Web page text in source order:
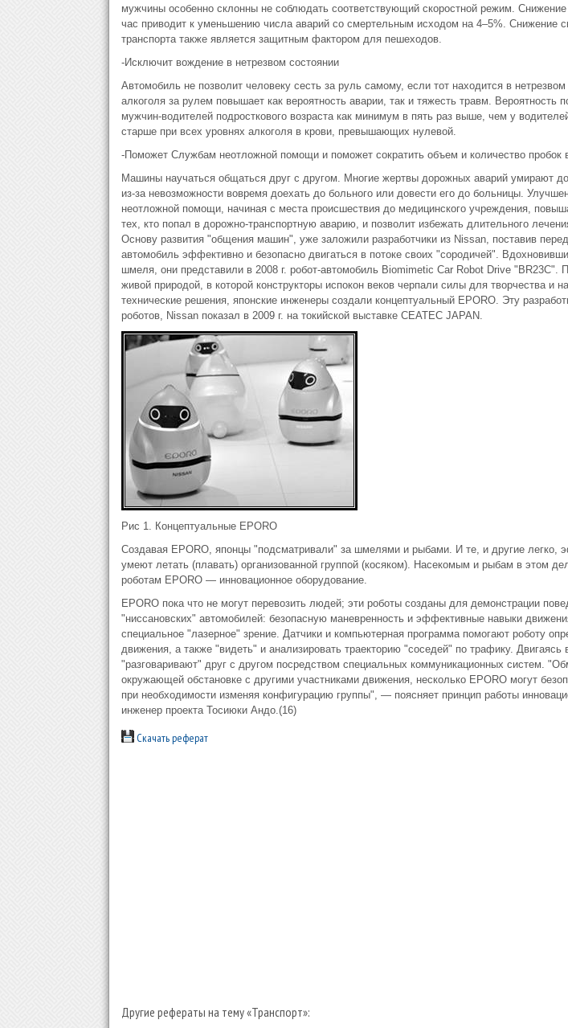
мужчины особенно склонны не соблюдать соответствующий скоростной режим.
час приводит к уменьшению числа аварий со смертельным исходом на 4–5%. Снижение
транспорта также является защитным фактором для пешеходов.
-Исключит вождение в нетрезвом состоянии
Автомобиль не позволит человеку сесть за руль самому, если тот находится в
алкоголя за рулем повышает как вероятность аварии, так и тяжесть травм. Вероятность
мужчин-водителей подросткового возраста как минимум в пять раз выше, чем у
старше при всех уровнях алкоголя в крови, превышающих нулевой.
-Поможет Службам неотложной помощи и поможет сократить объем и количество пробок
Машины научаться общаться друг c другом. Многие жертвы дорожных аварий умирают
из-за невозможности вовремя доехать до больного или довести его до больницы.
неотложной помощи, начиная с места происшествия до медицинского учреждения,
тех, кто попал в дорожно-транспортную аварию, и позволит избежать длительного
Основу развития "общения машин", уже заложили разработчики из Nissan, поставив
автомобиль эффективно и безопасно двигаться в потоке своих "сородичей".
шмеля, они представили в 2008 г. робот-автомобиль Biomimetic Car Robot Drive "BR23C".
живой природой, в которой конструкторы испокон веков черпали силы для творчества и
технические решения, японские инженеры создали концептуальный EPORO. Эту
роботов, Nissan показал в 2009 г. на токийской выставке CEATEC JAPAN.
Рис 1. Концептуальные EPORO
Создавая EPORO, японцы "подсматривали" за шмелями и рыбами. И те, и другие легко,
умеют летать (плавать) организованной группой (косяком). Насекомым и рыбам в этом
роботам EPORO — инновационное оборудование.
EPORO пока что не могут перевозить людей; эти роботы созданы для демонстрации
"ниссановских" автомобилей: безопасную маневренность и эффективные навыки
специальное "лазерное" зрение. Датчики и компьютерная программа помогают роботу
движения, а также "видеть" и анализировать траекторию "соседей" по трафику. Двигаясь
"разговаривают" друг с другом посредством специальных коммуникационных систем.
окружающей обстановке с другими участниками движения, несколько EPORO могут
при необходимости изменяя конфигурацию группы", — поясняет принцип работы
инженер проекта Тосиюки Андо.(16)
Скачать реферат
Другие рефераты на тему «Транспорт»: